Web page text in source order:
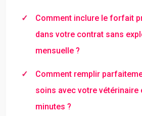
Comment inclure le forfait
dans votre contrat sans
mensuelle ?
Comment remplir
soins avec votre vétérinaire
minutes ?